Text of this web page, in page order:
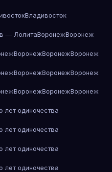
Владивосток
— ЛолитаВоронежВоронеж
ВоронежВоронежВоронеж
ВоронежВоронежВоронеж
ВоронежВоронежВоронеж
одиночества
одиночества
одиночества
одиночества